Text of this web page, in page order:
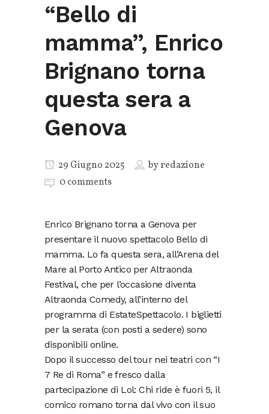
“Bello di
mamma”, Enrico
Brignano torna
questa sera a
Genova
29 Giugno 2025 byredazione
0 comments
Enrico Brignano torna a Genova per
presentare il nuovo spettacolo Bello di
mamma. Lo fa questa sera, all’Arena del
Mare al Porto Antico per Altraonda
Festival, che per l’occasione diventa
Altraonda Comedy, all’interno del
programma di EstateSpettacolo. I biglietti
per la serata (con posti a sedere) sono
disponibili online.
Dopo il successo del tour nei teatri con “I
7 Re di Roma” e fresco dalla
partecipazione di Lol: Chi ride è fuori 5, il
comico romano torna dal vivo con il suo